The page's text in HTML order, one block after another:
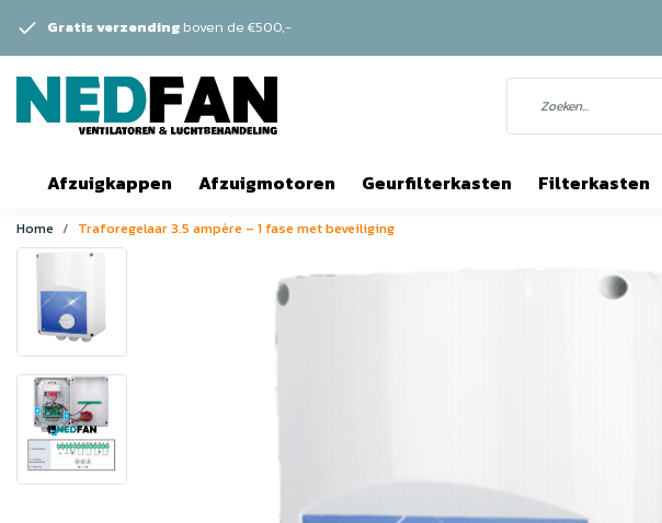
Gratis verzending boven de €500,-
Afzuigkappen Afzuigmotoren Geurfilterkasten Filterkasten
Home Traforegelaar 3.5 ampère – 1 fase met beveiliging